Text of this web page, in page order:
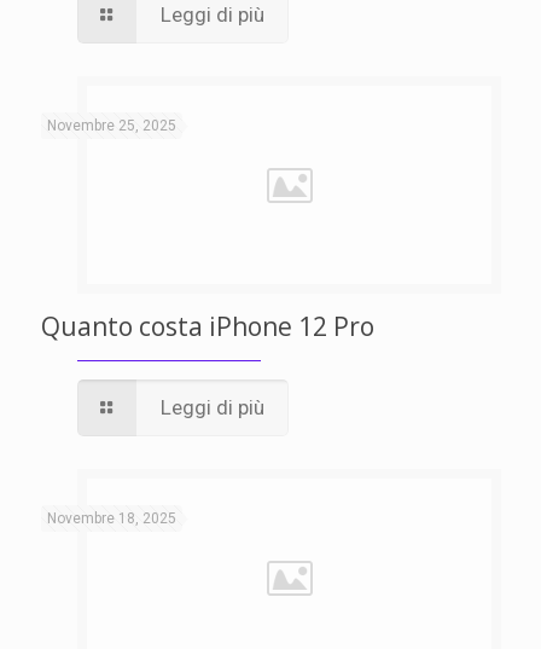
Leggi di più
Novembre 25, 2025
Quanto costa iPhone 12 Pro
Leggi di più
Novembre 18, 2025